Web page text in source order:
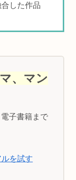
した作品
、マン
子書籍まで
を試す